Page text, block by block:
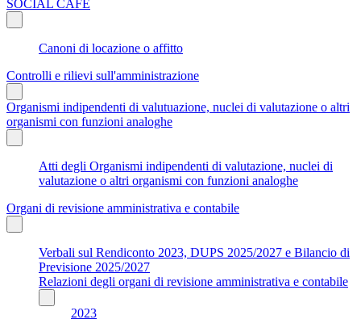
SOCIAL CAFE
Canoni di locazione o affitto
Controlli e rilievi sull'amministrazione
Organismi indipendenti di valutuazione, nuclei di valutazione o altri
organismi con funzioni analoghe
Atti degli Organismi indipendenti di valutazione, nuclei di
valutazione o altri organismi con funzioni analoghe
Organi di revisione amministrativa e contabile
Verbali sul Rendiconto 2023, DUPS 2025/2027 e Bilancio di
Previsione 2025/2027
Relazioni degli organi di revisione amministrativa e contabile
2023